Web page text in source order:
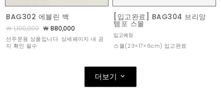
BAG302 에블린 백
￦ 1,100,000 ￦ 880,000
선주문용 상품입니다. 상세페이지 내 공
지 확인 필수
[입고완료] BAG304 브리앙
템포 스몰
입고예정
스몰(23×17×6cm) 입고완료
더보기